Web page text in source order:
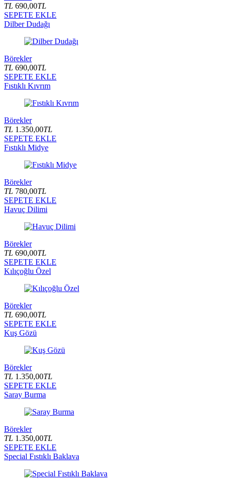
TL 690,00TL
SEPETE EKLE
Dilber Dudağı
Börekler
TL 690,00TL
SEPETE EKLE
Fıstıklı Kıvrım
Börekler
TL 1.350,00TL
SEPETE EKLE
Fıstıklı Midye
Börekler
TL 780,00TL
SEPETE EKLE
Havuç Dilimi
Börekler
TL 690,00TL
SEPETE EKLE
Kılıçoğlu Özel
Börekler
TL 690,00TL
SEPETE EKLE
Kuş Gözü
Börekler
TL 1.350,00TL
SEPETE EKLE
Saray Burma
Börekler
TL 1.350,00TL
SEPETE EKLE
Special Fıstıklı Baklava